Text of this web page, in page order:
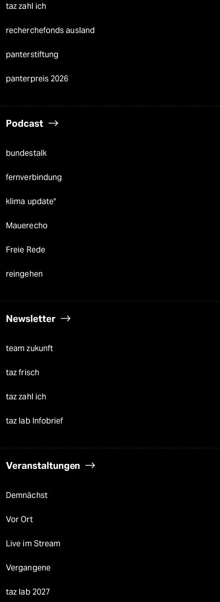
taz zahl ich
recherchefonds ausland
panterstiftung
panterpreis 2026
Podcast
bundestalk
fernverbindung
klima update°
Mauerecho
Freie Rede
reingehen
Newsletter
team zukunft
taz frisch
taz zahl ich
taz lab Infobrief
Veranstaltungen
Demnächst
Vor Ort
Live im Stream
Vergangene
taz lab 2027